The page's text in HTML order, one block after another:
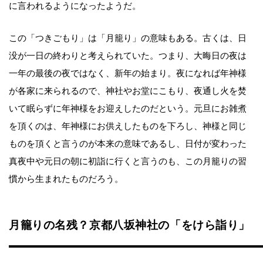
に言われるようになったようだ。
この「つきごもり」は「月籠り」の意味もある。古くは、日
没が一日の終わりと考えられていた。つまり、大晦日の夜は
一年の最後の夜ではなく、新年の始まり。夜になれば年神様
が各家に来られるので、神社やお堂にこもり、夜通し火を焚
いて眠らずに年神様をお迎えしたのだという。元旦にお雑煮
を頂くのは、年神様にお供えしたものを下ろし、神様と同じ
ものを頂くと言うのが本来の意味であるし、日付が変わった
真夜中や元日の朝に初詣に行くと言うのも、この月籠りの習
慣から生まれたものだろう。
月籠りの名残？京都八坂神社の「をけら詣り」